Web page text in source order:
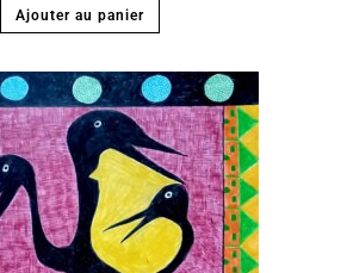
Ajouter au panier